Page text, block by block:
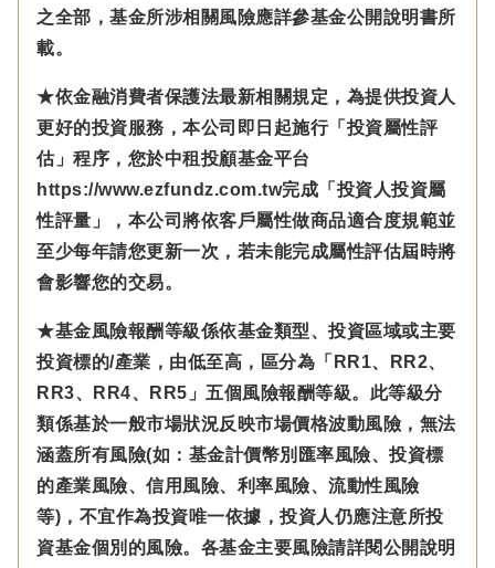
之全部，基金所涉相關風險應詳參基金公開說明書所
載。
★依金融消費者保護法最新相關規定，為提供投資人
更好的投資服務，本公司即日起施行「投資屬性評
估」程序，您於中租投顧基金平台
https://www.ezfundz.com.tw完成「投資人投資屬
性評量」，本公司將依客戶屬性做商品適合度規範並
至少每年請您更新一次，若未能完成屬性評估屆時將
會影響您的交易。
★基金風險報酬等級係依基金類型、投資區域或主要
投資標的/產業，由低至高，區分為「RR1、RR2、
RR3、RR4、RR5」五個風險報酬等級。此等級分
類係基於一般市場狀況反映市場價格波動風險，無法
涵蓋所有風險(如：基金計價幣別匯率風險、投資標
的產業風險、信用風險、利率風險、流動性風險
等)，不宜作為投資唯一依據，投資人仍應注意所投
資基金個別的風險。各基金主要風險請詳閱公開說明